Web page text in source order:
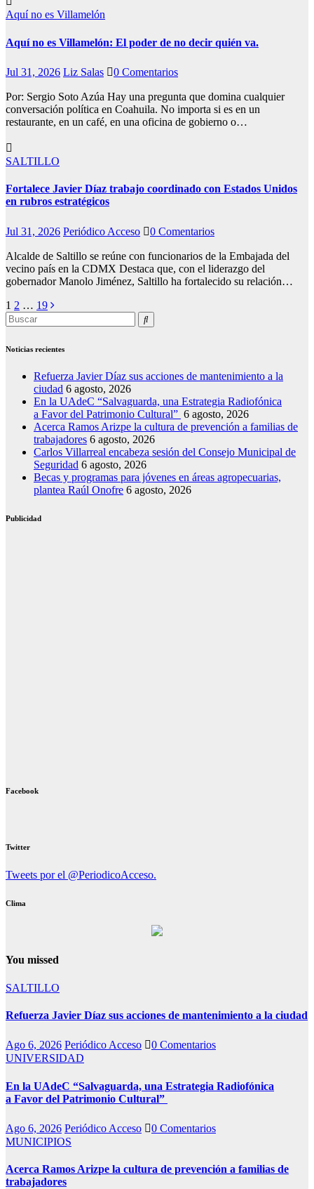
Aquí no es Villamelón
Aquí no es Villamelón: El poder de no decir quién va.
Jul 31, 2026 Liz Salas 0 Comentarios
Por: Sergio Soto Azúa Hay una pregunta que domina cualquier
conversación política en Coahuila. No importa si es en un
restaurante, en un café, en una oficina de gobierno o…
SALTILLO
Fortalece Javier Díaz trabajo coordinado con Estados Unidos
en rubros estratégicos
Jul 31, 2026 Periódico Acceso 0 Comentarios
Alcalde de Saltillo se reúne con funcionarios de la Embajada del
vecino país en la CDMX Destaca que, con el liderazgo del
gobernador Manolo Jiménez, Saltillo ha fortalecido su relación…
Posts
pagination
1 2 … 19
Noticias recientes
Refuerza Javier Díaz sus acciones de mantenimiento a la
ciudad 6 agosto, 2026
En la UAdeC “Salvaguarda, una Estrategia Radiofónica
a Favor del Patrimonio Cultural” 6 agosto, 2026
Acerca Ramos Arizpe la cultura de prevención a familias de
trabajadores 6 agosto, 2026
Carlos Villarreal encabeza sesión del Consejo Municipal de
Seguridad 6 agosto, 2026
Becas y programas para jóvenes en áreas agropecuarias,
plantea Raúl Onofre 6 agosto, 2026
Publicidad
Facebook
Twitter
Tweets por el @PeriodicoAcceso.
Clima
You missed
SALTILLO
Refuerza Javier Díaz sus acciones de mantenimiento a la ciudad
Ago 6, 2026 Periódico Acceso
0 Comentarios
UNIVERSIDAD
En la UAdeC “Salvaguarda, una Estrategia Radiofónica
a Favor del Patrimonio Cultural”
Ago 6, 2026 Periódico Acceso
0 Comentarios
MUNICIPIOS
Acerca Ramos Arizpe la cultura de prevención a familias de
trabajadores